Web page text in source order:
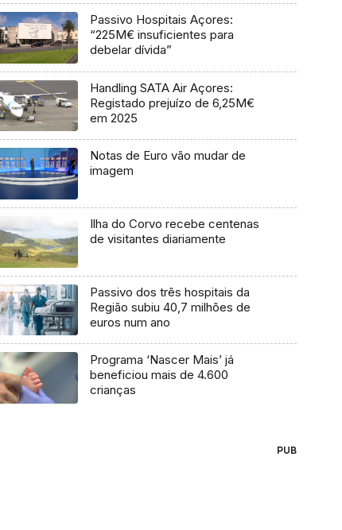
Passivo Hospitais Açores:
“225M€ insuficientes para
debelar dívida”
Handling SATA Air Açores:
Registado prejuízo de 6,25M€
em 2025
Notas de Euro vão mudar de
imagem
Ilha do Corvo recebe centenas
de visitantes diariamente
Passivo dos três hospitais da
Região subiu 40,7 milhões de
euros num ano
Programa ‘Nascer Mais’ já
beneficiou mais de 4.600
crianças
PUB